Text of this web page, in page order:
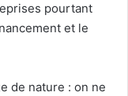
pourtant
et le
de nature : on ne